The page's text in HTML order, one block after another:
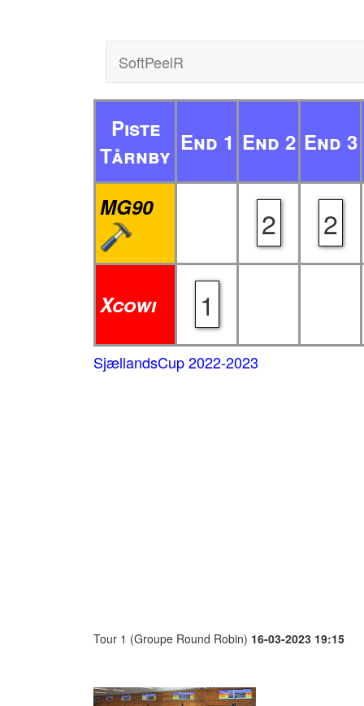
SoftPeelR
Piste
Tårnby End 1 End 2 End 3
MG90 2 2
Xcowi 1
SjællandsCup 2022-2023
Tour 1 (Groupe Round Robin) 16-03-2023 19:15